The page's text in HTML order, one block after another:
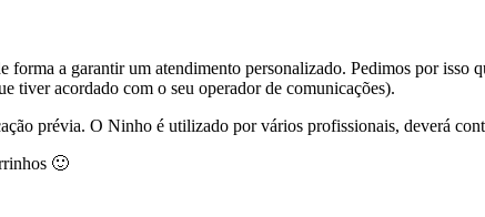
a garantir um atendimento personalizado. Pedimos por isso
tiver acordado com o seu operador de comunicações).
prévia. O Ninho é utilizado por vários profissionais, deverá
🙂